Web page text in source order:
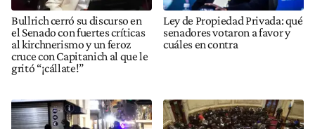
Bullrich cerró su discurso en
el Senado con fuertes críticas
al kirchnerismo y un feroz
cruce con Capitanich al que le
gritó “¡cállate!”
Ley de Propiedad Privada: qué
senadores votaron a favor y
cuáles en contra